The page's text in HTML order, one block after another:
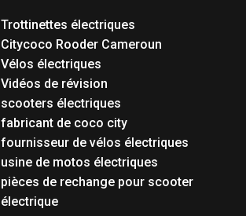
Trottinettes électriques
Citycoco Rooder Cameroun
Vélos électriques
Vidéos de révision
scooters électriques
fabricant de coco city
fournisseur de vélos électriques
usine de motos électriques
pièces de rechange pour scooter
électrique